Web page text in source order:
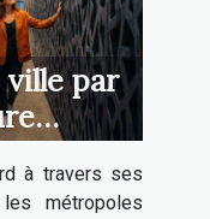
par
voyage
à travers ses
métropoles